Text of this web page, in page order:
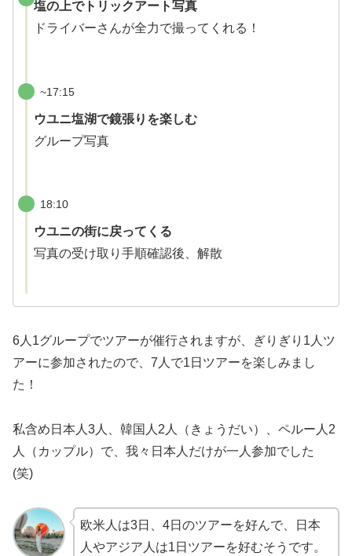
塩の上でトリックアート写真
ドライバーさんが全力で撮ってくれる！
~17:15
ウユニ塩湖で鏡張りを楽しむ
グループ写真
18:10
ウユニの街に戻ってくる
写真の受け取り手順確認後、解散
6人1グループでツアーが催行されますが、ぎりぎり1人ツ
アーに参加されたので、7人で1日ツアーを楽しみまし
た！
私含め日本人3人、韓国人2人（きょうだい）、ペルー人2
人（カップル）で、我々日本人だけが一人参加でした
(笑)
欧米人は3日、4日のツアーを好んで、日本
人やアジア人は1日ツアーを好むそうです。